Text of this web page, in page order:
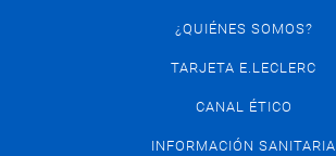
¿QUIÉNES SOMOS?
TARJETA E.LECLERC
CANAL ÉTICO
INFORMACIÓN SANITARIA